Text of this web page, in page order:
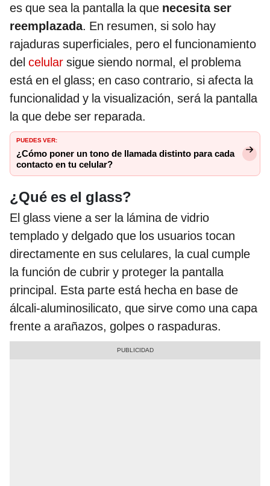
es que sea la pantalla la que necesita ser
reemplazada. En resumen, si solo hay
rajaduras superficiales, pero el funcionamiento
del celular sigue siendo normal, el problema
está en el glass; en caso contrario, si afecta la
funcionalidad y la visualización, será la pantalla
la que debe ser reparada.
PUEDES VER:
¿Cómo poner un tono de llamada distinto para cada
contacto en tu celular?
¿Qué es el glass?
El glass viene a ser la lámina de vidrio
templado y delgado que los usuarios tocan
directamente en sus celulares, la cual cumple
la función de cubrir y proteger la pantalla
principal. Esta parte está hecha en base de
álcali-aluminosilicato, que sirve como una capa
frente a arañazos, golpes o raspaduras.